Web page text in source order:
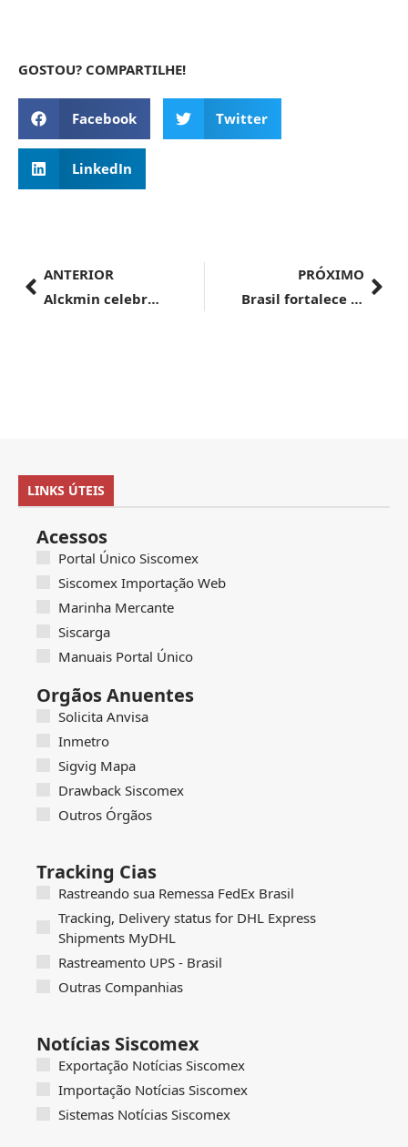
GOSTOU? COMPARTILHE!
Facebook Twitter
LinkedIn
ANTERIOR
Alckmin celebra 50 anos da relação Brasil-China e prevê novo recorde de comércio bilateral
PRÓXIMO
Brasil fortalece desenvolvimento sustentável com o novo marco legal do hidrogênio de baixo carbono
LINKS ÚTEIS
Acessos
Portal Único Siscomex
Siscomex Importação Web
Marinha Mercante
Siscarga
Manuais Portal Único
Orgãos Anuentes
Solicita Anvisa
Inmetro
Sigvig Mapa
Drawback Siscomex
Outros Órgãos
Tracking Cias
Rastreando sua Remessa FedEx Brasil
Tracking, Delivery status for DHL Express
Shipments MyDHL
Rastreamento UPS - Brasil
Outras Companhias
Notícias Siscomex
Exportação Notícias Siscomex
Importação Notícias Siscomex
Sistemas Notícias Siscomex